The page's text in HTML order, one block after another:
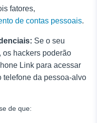
fatores,
de contas pessoais.
Se o seu
os hackers poderão
Link para acessar
telefone da pessoa-alvo
de que: